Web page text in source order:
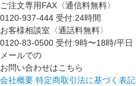
ご注文専用FAX〈通信料無料〉
0120-937-444 受付:24時間
お客様相談室〈通話料無料〉
0120-83-0500 受付:9時〜18時/平日
メールでの
お問い合わせはこちら
会社概要 特定商取引法に基づく表記